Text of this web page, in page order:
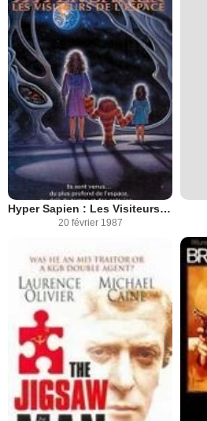
Hyper Sapien : Les Visiteurs de l'Espace
20 février 1987